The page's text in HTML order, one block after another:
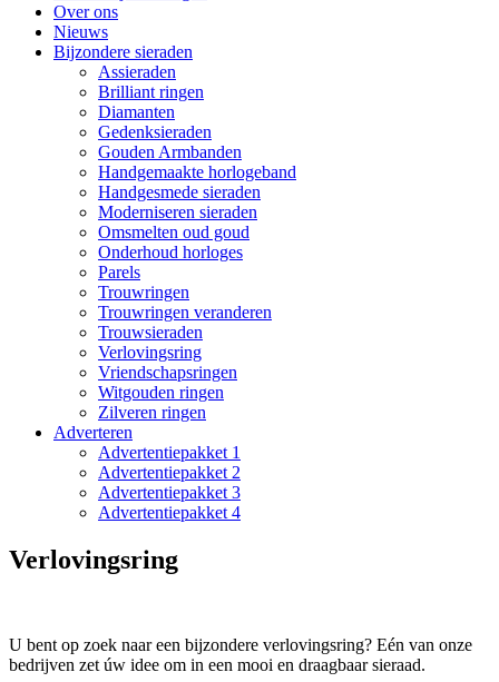
Over ons
Nieuws
Bijzondere sieraden
Assieraden
Brilliant ringen
Diamanten
Gedenksieraden
Gouden Armbanden
Handgemaakte horlogeband
Handgesmede sieraden
Moderniseren sieraden
Omsmelten oud goud
Onderhoud horloges
Parels
Trouwringen
Trouwringen veranderen
Trouwsieraden
Verlovingsring
Vriendschapsringen
Witgouden ringen
Zilveren ringen
Adverteren
Advertentiepakket 1
Advertentiepakket 2
Advertentiepakket 3
Advertentiepakket 4
Verlovingsring
U bent op zoek naar een bijzondere verlovingsring? Eén van onze
bedrijven zet úw idee om in een mooi en draagbaar sieraad.